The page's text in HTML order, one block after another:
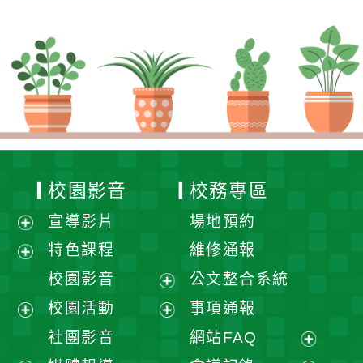
展
單
選
校園影音
宣導影片
特色課程
校園影音
展
校園活動
社團影音
校務專區
場地預約
維修通報
公文整合系統
事項通報
網站FAQ